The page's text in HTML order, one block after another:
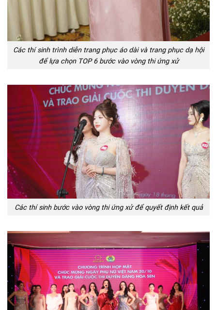
Các thí sinh trình diễn trang phục áo dài và trang phục dạ hội
để lựa chọn TOP 6 bước vào vòng thi ứng xử
Các thí sinh bước vào vòng thi ứng xử để quyết định kết quả